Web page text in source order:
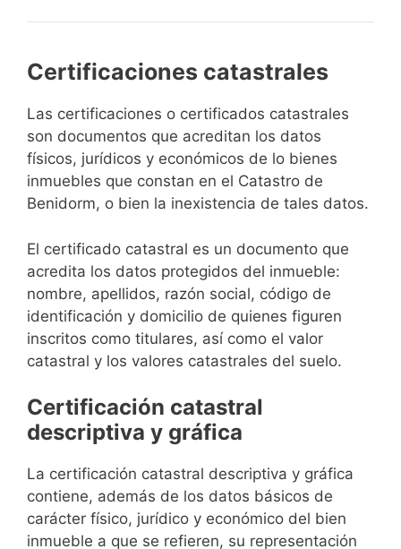
Certificaciones catastrales
Las certificaciones o certificados catastrales
son documentos que acreditan los datos
físicos, jurídicos y económicos de lo bienes
inmuebles que constan en el Catastro de
Benidorm, o bien la inexistencia de tales datos.
El certificado catastral es un documento que
acredita los datos protegidos del inmueble:
nombre, apellidos, razón social, código de
identificación y domicilio de quienes figuren
inscritos como titulares, así como el valor
catastral y los valores catastrales del suelo.
Certificación catastral
descriptiva y gráfica
La certificación catastral descriptiva y gráfica
contiene, además de los datos básicos de
carácter físico, jurídico y económico del bien
inmueble a que se refieren, su representación